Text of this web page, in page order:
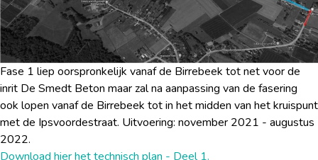
Fase 1 liep oorspronkelijk vanaf de Birrebeek tot net voor de
inrit De Smedt Beton maar zal na aanpassing van de fasering
ook lopen vanaf de Birrebeek tot in het midden van het kruispunt
met de Ipsvoordestraat. Uitvoering: november 2021 - augustus
2022.
Download hier het technisch plan - Deel 1.